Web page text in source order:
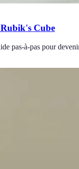
Cube
pas-à-pas pour